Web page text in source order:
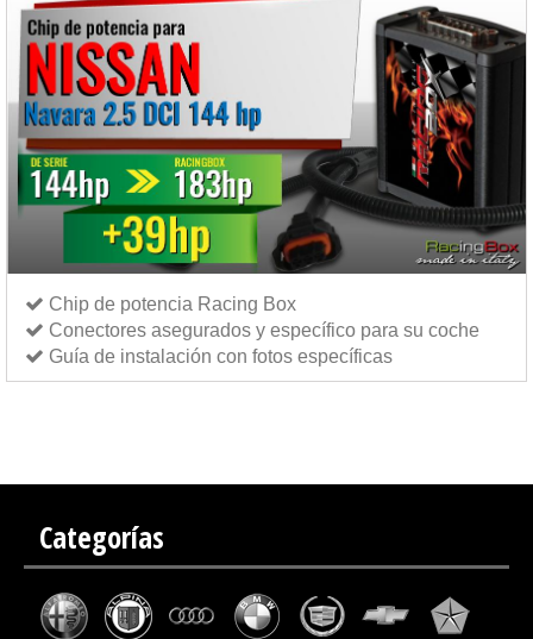
Chip de potencia Racing Box
Conectores asegurados y específico para su coche
Guía de instalación con fotos específicas
Categorías